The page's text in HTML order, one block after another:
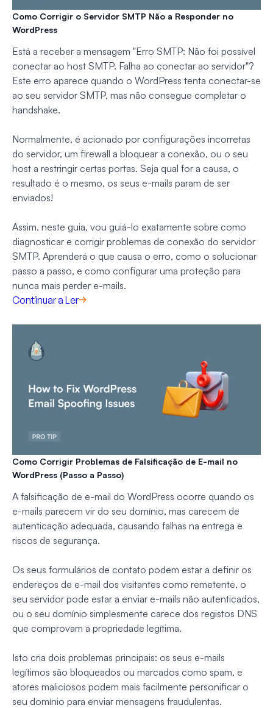
Como Corrigir o Servidor SMTP Não a Responder no
WordPress
Está a receber a mensagem "Erro SMTP: Não foi possível
conectar ao host SMTP. Falha ao conectar ao servidor"?
Este erro aparece quando o WordPress tenta conectar-se
ao seu servidor SMTP, mas não consegue completar o
handshake.
Normalmente, é acionado por configurações incorretas
do servidor, um firewall a bloquear a conexão, ou o seu
host a restringir certas portas. Seja qual for a causa, o
resultado é o mesmo, os seus e-mails param de ser
enviados!
Assim, neste guia, vou guiá-lo exatamente sobre como
diagnosticar e corrigir problemas de conexão do servidor
SMTP. Aprenderá o que causa o erro, como o solucionar
passo a passo, e como configurar uma proteção para
nunca mais perder e-mails.
Continuar a Ler
Como Corrigir Problemas de Falsificação de E-mail no
WordPress (Passo a Passo)
A falsificação de e-mail do WordPress ocorre quando os
e-mails parecem vir do seu domínio, mas carecem de
autenticação adequada, causando falhas na entrega e
riscos de segurança.
Os seus formulários de contato podem estar a definir os
endereços de e-mail dos visitantes como remetente, o
seu servidor pode estar a enviar e-mails não autenticados,
ou o seu domínio simplesmente carece dos registos DNS
que comprovam a propriedade legítima.
Isto cria dois problemas principais: os seus e-mails
legítimos são bloqueados ou marcados como spam, e
atores maliciosos podem mais facilmente personificar o
seu domínio para enviar mensagens fraudulentas.